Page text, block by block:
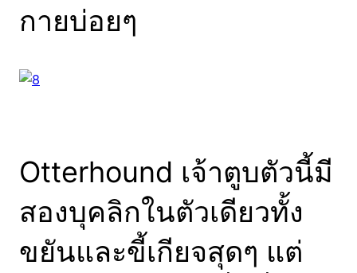
กายบ่อยๆ
Otterhound เจ้าตูบตัวนี้มี
สองบุคลิกในตัวเดียวทั้ง
ขยันและขี้เกียจสุดๆ แต่